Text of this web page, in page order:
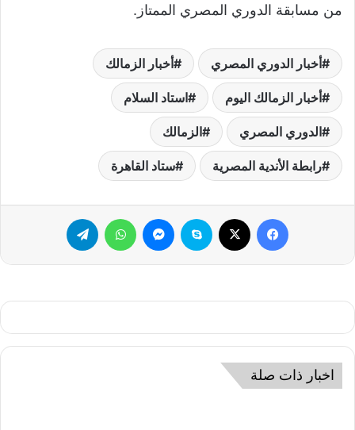
من مسابقة الدوري المصري الممتاز.
أخبار الدوري المصري أخبار الزمالك
أخبار الزمالك اليوم استاد السلام
الدوري المصري الزمالك
رابطة الأندية المصرية ستاد القاهرة
فيسبوك سكايب ماسنجر واتساب
اخبار ذات صلة